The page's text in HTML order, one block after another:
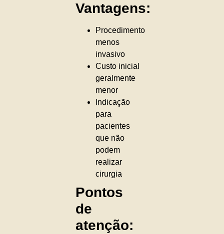
Vantagens:
Procedimento
menos
invasivo
Custo inicial
geralmente
menor
Indicação
para
pacientes
que não
podem
realizar
cirurgia
Pontos
de
atenção: